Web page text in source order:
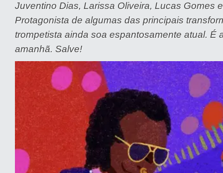
Juventino Dias, Larissa Oliveira, Lucas Gomes
Protagonista de algumas das principais
trompetista ainda soa espantosamente atual. É
amanhã. Salve!